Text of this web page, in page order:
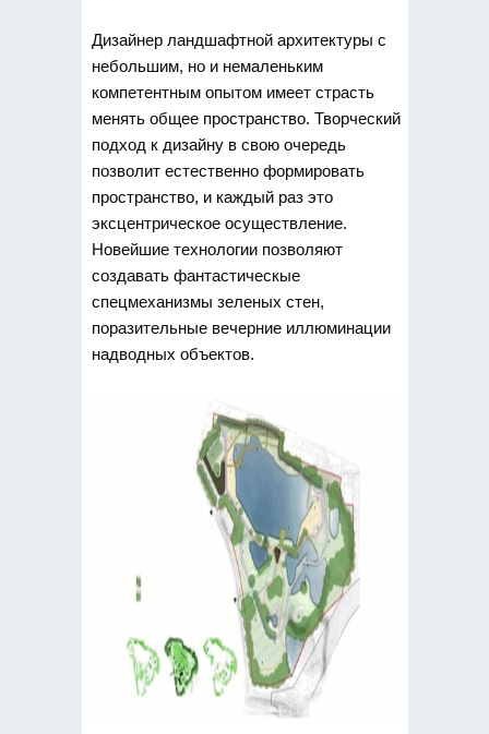
Дизайнер ландшафтной архитектуры с
небольшим, но и немаленьким
компетентным опытом имеет страсть
менять общее пространство. Творческий
подход к дизайну в свою очередь
позволит естественно формировать
пространство, и каждый раз это
эксцентрическое осуществление.
Новейшие технологии позволяют
создавать фантастическые
спецмеханизмы зеленых стен,
поразительные вечерние иллюминации
надводных объектов.